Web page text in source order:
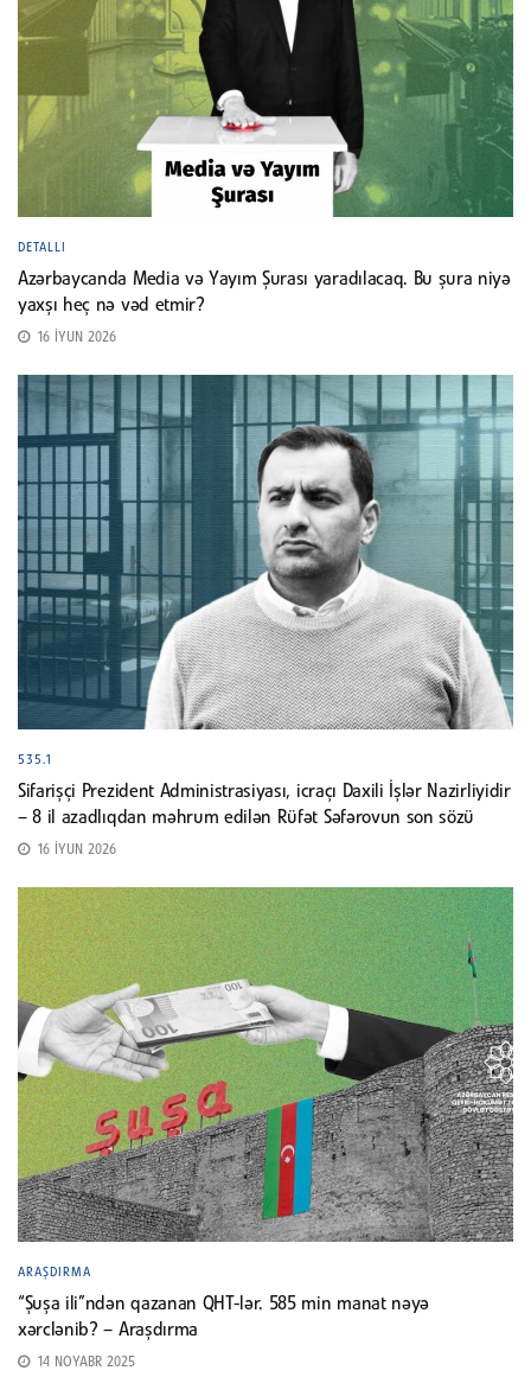
DETALLI
Azərbaycanda Media və Yayım Şurası yaradılacaq. Bu şura niyə
yaxşı heç nə vəd etmir?
16 İYUN 2026
535.1
Sifarişçi Prezident Administrasiyası, icraçı Daxili İşlər Nazirliyidir
– 8 il azadlıqdan məhrum edilən Rüfət Səfərovun son sözü
16 İYUN 2026
ARAŞDIRMA
“Şuşa ili”ndən qazanan QHT-lər. 585 min manat nəyə
xərclənib? – Araşdırma
14 NOYABR 2025